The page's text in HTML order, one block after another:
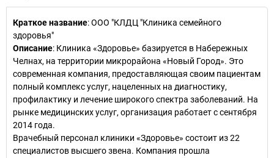
Краткое название:ООО "КЛДЦ "Клиника семейного
здоровья"
Описание: Клиника «Здоровье» базируется в Набережных
Челнах, на территории микрорайона «Новый Город». Это
современная компания, предоставляющая своим пациентам
полный комплекс услуг, нацеленных на диагностику,
профилактику и лечение широкого спектра заболеваний. На
рынке медицинских услуг, организация работает с сентября
2014 года.
Врачебный персонал клиники «Здоровье» состоит из 22
специалистов высшего звена. Компания прошла